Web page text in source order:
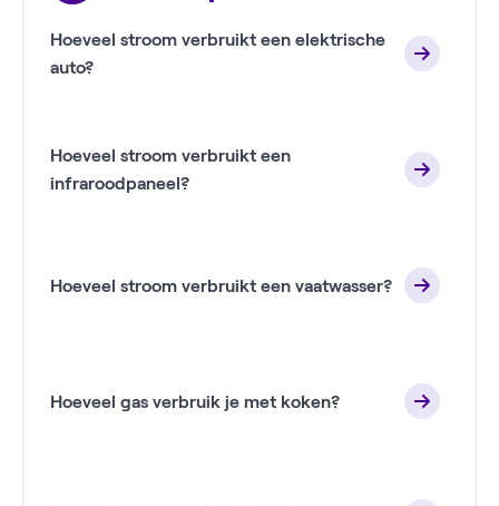
Hoeveel stroom verbruikt een elektrische
auto?
Hoeveel stroom verbruikt een
infraroodpaneel?
Hoeveel stroom verbruikt een vaatwasser?
Hoeveel gas verbruik je met koken?